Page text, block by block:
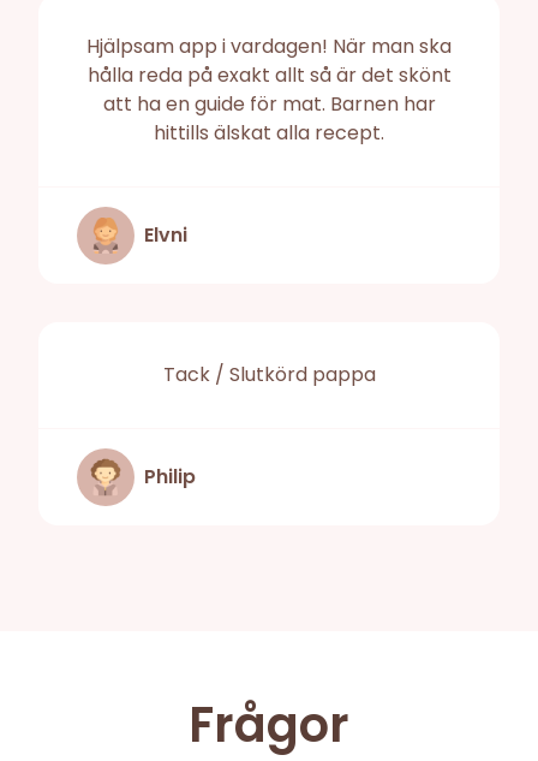
Hjälpsam app i vardagen! När man ska
hålla reda på exakt allt så är det skönt
att ha en guide för mat. Barnen har
hittills älskat alla recept.
Elvni
Tack / Slutkörd pappa
Philip
Frågor